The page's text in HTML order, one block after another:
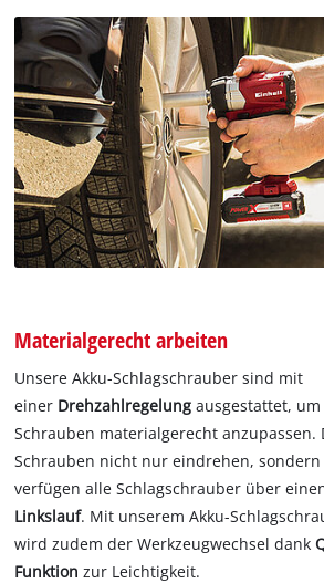
Materialgerecht arbeiten
Unsere Akku-Schlagschrauber sind mit
einer Drehzahlregelungausgestattet,
Schrauben materialgerecht anzupassen.
Schrauben nicht nur eindrehen,
verfügen alle Schlagschrauber über
Linkslauf. Mit unserem Akku-
wird zudem der Werkzeugwechsel dank
Funktion zur Leichtigkeit.